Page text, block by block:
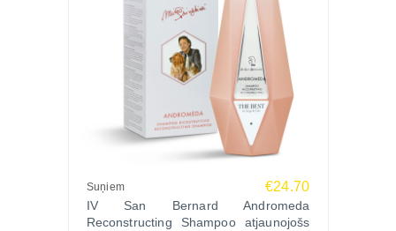
Suņiem €24.70
IV San Bernard Andromeda
Reconstructing Shampoo atjaunojošs